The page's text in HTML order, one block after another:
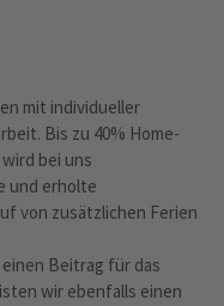
mit individueller
Bis zu 40% Home-
bei uns
und erholte
von zusätzlichen Ferien
Beitrag für das
wir ebenfalls einen